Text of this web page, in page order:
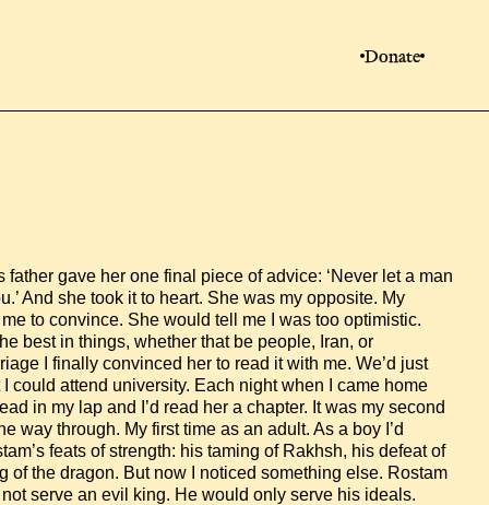
Donate
father gave her one final piece of advice: ‘Never let a man
And she took it to heart. She was my opposite. My
to convince. She would tell me I was too optimistic.
best in things, whether that be people, Iran, or
I finally convinced her to read it with me. We’d just
could attend university. Each night when I came home
in my lap and I’d read her a chapter. It was my second
way through. My first time as an adult. As a boy I’d
feats of strength: his taming of Rakhsh, his defeat of
of the dragon. But now I noticed something else. Rostam
serve an evil king. He would only serve his ideals.